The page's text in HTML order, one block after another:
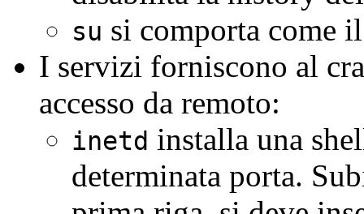
su si comporta come
I servizi forniscono al
accesso da remoto:
inetd installa una
determinata porta.